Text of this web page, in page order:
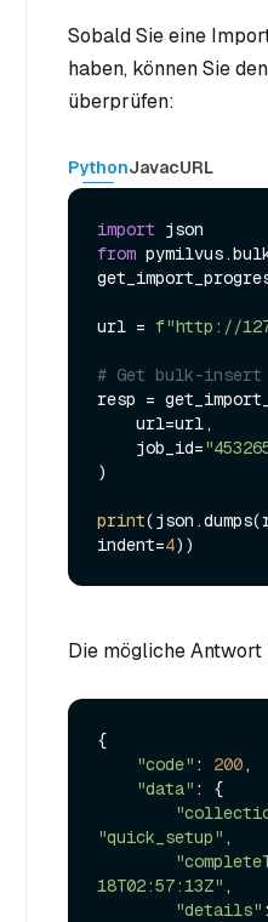
Sobald Sie eine
haben, können Sie
überprüfen:
PythonJavacURL
import
from
url = f"http://
# Get bulk-insert
resp =
    job_id=
)
print
indent=4
Die mögliche
{
"code" : 200 ,
"data" : {
"quick_setup" ,
18T02:57:13Z" ,
"details"